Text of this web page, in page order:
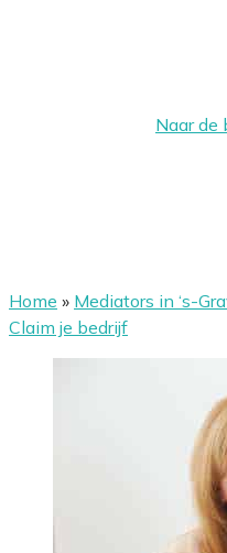
Naar de
Home » Mediators in ‘s-
Claim je bedrijf